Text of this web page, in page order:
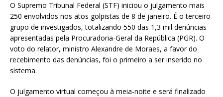
O Supremo Tribunal Federal (STF) iniciou o julgamento mais
250 envolvidos nos atos golpistas de 8 de janeiro. É o terceiro
grupo de investigados, totalizando 550 das 1,3 mil denúncias
apresentadas pela Procuradoria-Geral da República (PGR). O
voto do relator, ministro Alexandre de Moraes, a favor do
recebimento das denúncias, foi o primeiro a ser inserido no
sistema.
O julgamento virtual começou à meia-noite e será finalizado